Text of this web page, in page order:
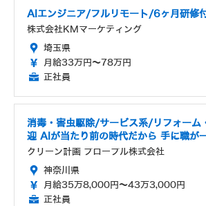
AIエンジニア/フルリモート/6ヶ月研修
株式会社KMマーケティング
埼玉県
月給33万円～78万円
正社員
消毒・害虫駆除/サービス系/リフォーム
迎 AIが当たり前の時代だから 手に職が
クリーン計画 プロープル株式会社
神奈川県
月給35万8,000円～43万3,000円
正社員